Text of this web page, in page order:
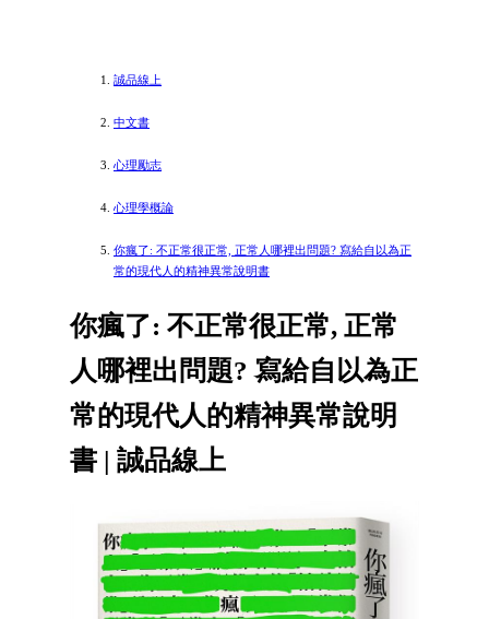
誠品線上
中文書
心理勵志
心理學概論
你瘋了: 不正常很正常, 正常人哪裡出問題? 寫給自以為正
常的現代人的精神異常說明書
你瘋了: 不正常很正常, 正常
人哪裡出問題? 寫給自以為正
常的現代人的精神異常說明
書 | 誠品線上